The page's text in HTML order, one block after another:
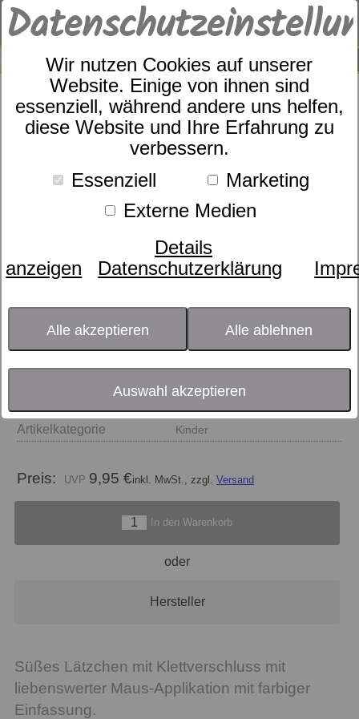
Wir nutzen Cookies auf unserer
Website. Einige von ihnen sind
essenziell, während andere uns helfen,
diese Website und Ihre Erfahrung zu
verbessern.
Essenziell
Marketing
Externe Medien
Details
anzeigen
Datenschutzerklärung
Alle akzeptieren Alle ablehnen
Auswahl akzeptieren
SUCHE
0
Kinderlätzchen Maus, blau
Artikelkategorie Kinder
Preis: 9,95 €inkl. MwSt., zzgl. Versand
In den Warenkorb
oder
Hersteller
Süßes Lätzchen mit Klettverschluss mit
liebenswerter Maus-Applikation mit farbiger
Einfassung.